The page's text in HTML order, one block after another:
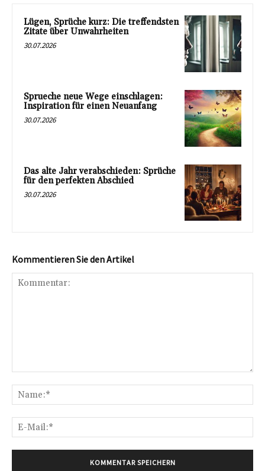
Lügen, Sprüche kurz: Die treffendsten
Zitate über Unwahrheiten
30.07.2026
Sprueche neue Wege einschlagen:
Inspiration für einen Neuanfang
30.07.2026
Das alte Jahr verabschieden: Sprüche
für den perfekten Abschied
30.07.2026
Kommentieren Sie den Artikel